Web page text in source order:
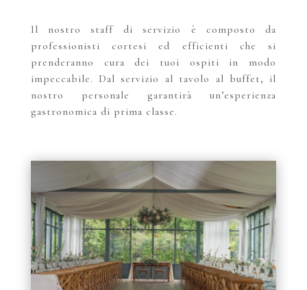
Il nostro staff di servizio è composto da
professionisti cortesi ed efficienti che si
prenderanno cura dei tuoi ospiti in modo
impeccabile. Dal servizio al tavolo al buffet, il
nostro personale garantirà un’esperienza
gastronomica di prima classe.